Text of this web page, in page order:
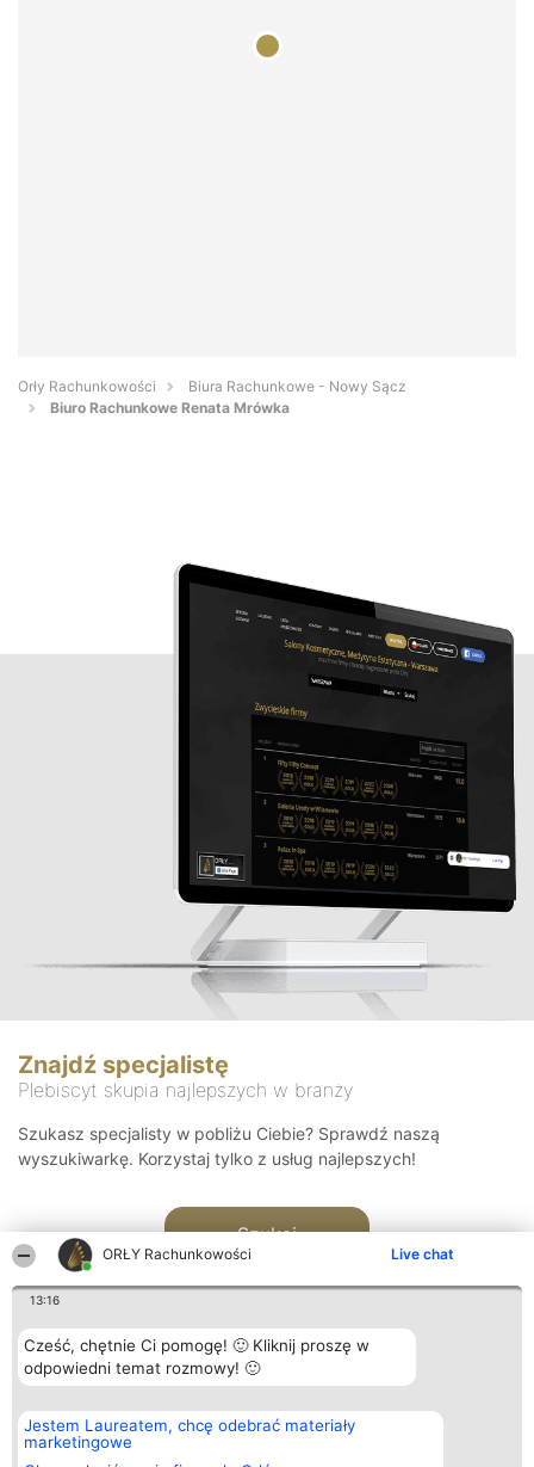
ORŁY Rachunkowości Live chat
13:16
Cześć, chętnie Ci pomogę! 🙂 Kliknij proszę w
odpowiedni temat rozmowy! 🙂
Jestem Laureatem, chcę odebrać materiały
marketingowe
Orły Rachunkowości
Biura Rachunkowe - Nowy Sącz
Biuro Rachunkowe Renata Mrówka
Znajdź specjalistę
Plebiscyt skupia najlepszych w branży
Szukasz specjalisty w pobliżu Ciebie? Sprawdź naszą
wyszukiwarkę. Korzystaj tylko z usług najlepszych!
Szukaj
Organizator plebiscytu
Bright Side Solutions sp. z o.
o. sp. k.
ul. Ruska 22
Plebiscyt
Laureaci
wszystkich
Kontakt
Kontakt